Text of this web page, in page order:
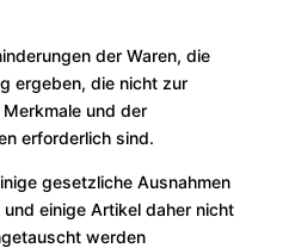
der Waren, die
ergeben, die nicht zur
und der
erforderlich sind.
gesetzliche Ausnahmen
einige Artikel daher nicht
werden